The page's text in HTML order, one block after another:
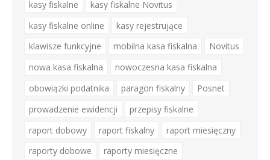
kasy fiskalne
kasy fiskalne Novitus
kasy fiskalne online
kasy rejestrujące
klawisze funkcyjne
mobilna kasa fiskalna
Novitus
nowa kasa fiskalna
nowoczesna kasa fiskalna
obowiązki podatnika
paragon fiskalny
Posnet
prowadzenie ewidencji
przepisy fiskalne
raport dobowy
raport fiskalny
raport miesięczny
raporty dobowe
raporty miesięczne